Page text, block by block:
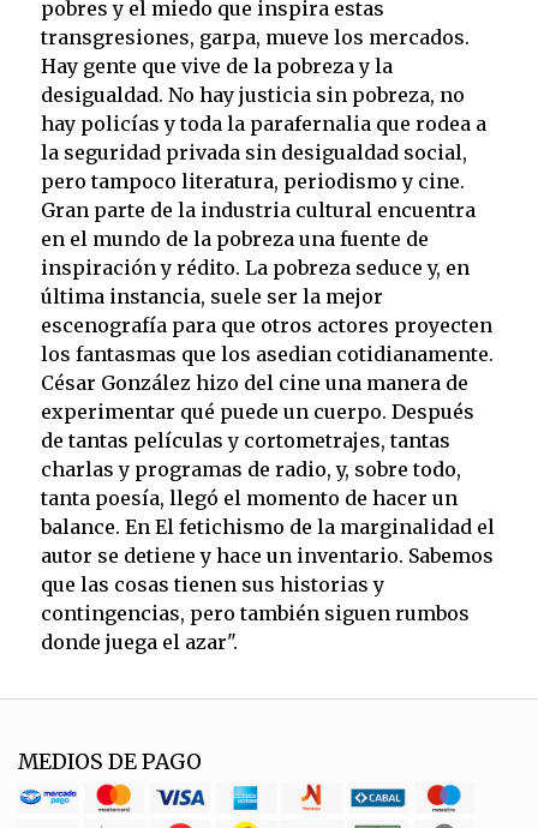
pobres y el miedo que inspira estas
transgresiones, garpa, mueve los mercados.
Hay gente que vive de la pobreza y la
desigualdad. No hay justicia sin pobreza, no
hay policías y toda la parafernalia que rodea a
la seguridad privada sin desigualdad social,
pero tampoco literatura, periodismo y cine.
Gran parte de la industria cultural encuentra
en el mundo de la pobreza una fuente de
inspiración y rédito. La pobreza seduce y, en
última instancia, suele ser la mejor
escenografía para que otros actores proyecten
los fantasmas que los asedian cotidianamente.
César González hizo del cine una manera de
experimentar qué puede un cuerpo. Después
de tantas películas y cortometrajes, tantas
charlas y programas de radio, y, sobre todo,
tanta poesía, llegó el momento de hacer un
balance. En El fetichismo de la marginalidad el
autor se detiene y hace un inventario. Sabemos
que las cosas tienen sus historias y
contingencias, pero también siguen rumbos
donde juega el azar".
MEDIOS DE PAGO